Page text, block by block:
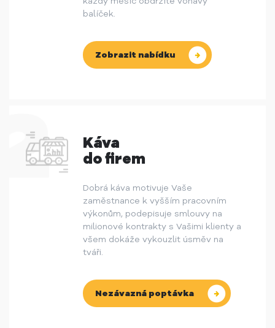
balíček.
Zobrazit nabídku
Káva
do firem
Dobrá káva motivuje Vaše
zaměstnance k vyšším pracovním
výkonům, podepisuje smlouvy na
milionové kontrakty s Vašimi klienty a
všem dokáže vykouzlit úsměv na
tváři.
Nezávazná poptávka